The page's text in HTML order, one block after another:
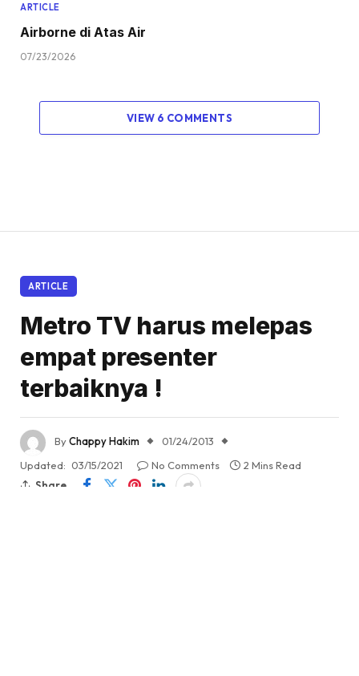
ARTICLE
Airborne di Atas Air
07/23/2026
VIEW 6 COMMENTS
ARTICLE
Metro TV harus melepas
empat presenter
terbaiknya !
ByChappy Hakim
01/24/2013
Updated: 03/15/2021 No Comments
2 Mins Read
Share